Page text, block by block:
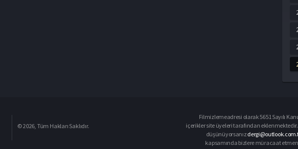
© 2026, Tüm Hakları Saklıdır.
Filmizlemeadresi olarak 5651 Sayılı
içerikler site üyeleri tarafından
düşünüyorsanız
kapsamında bizlere müracaat